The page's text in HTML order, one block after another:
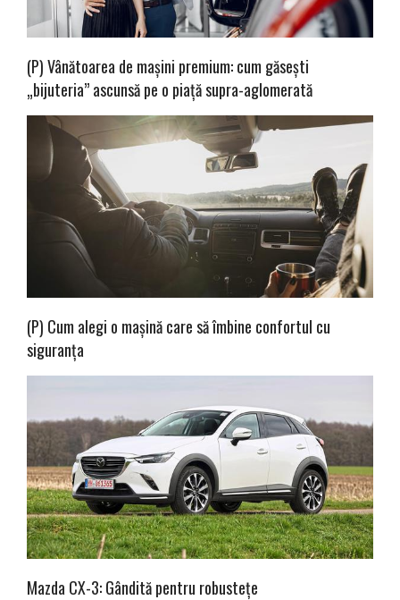
(P) Vânătoarea de mașini premium: cum găsești
„bijuteria” ascunsă pe o piață supra-aglomerată
(P) Cum alegi o mașină care să îmbine confortul cu
siguranța
Mazda CX-3: Gândită pentru robustețe